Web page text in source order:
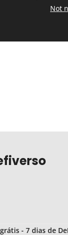
Not
- 7 dias de